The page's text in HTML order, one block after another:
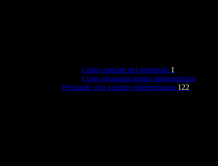
Conto annuale del personale 1
Costo personale tempo indeterminato
Personale non a tempo indeterminato 122